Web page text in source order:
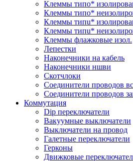
Клеммы типo*
Клеммы типo*
Клеммы типu*
Клеммы типu*
Клеммы флажковые изол.
Лепестки
Наконечники на кабель
Наконечники ншви
Скотчлоки
Соединители проводов
Соединители проводов
Коммутация
Dip переключатели
Вакуумные выключатели
Выключатели на провод
Галетные переключатели
Герконы
Движковые